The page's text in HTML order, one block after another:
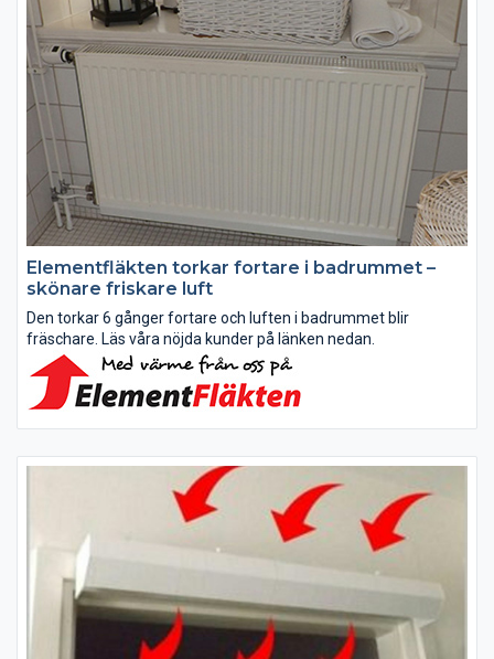
Elementfläkten torkar fortare i badrummet –
skönare friskare luft
Den torkar 6 gånger fortare och luften i badrummet blir
fräschare. Läs våra nöjda kunder på länken nedan.